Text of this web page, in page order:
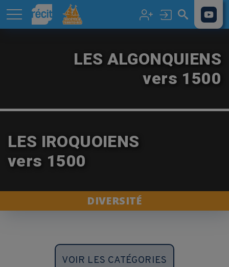
Aller au contenu principal
LES ALGONQUIENS
vers 1500
LES IROQUOIENS
vers 1500
DIVERSITÉ
VOIR LES CATÉGORIES